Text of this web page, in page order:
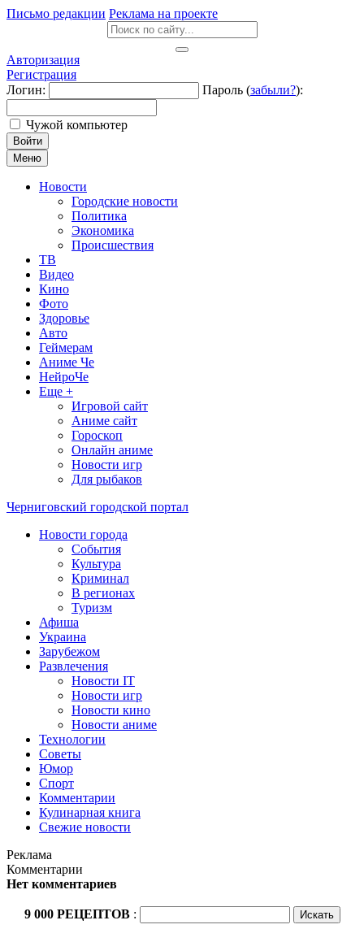
Письмо редакции Реклама на проекте
Авторизация
Регистрация
Логин:
Пароль (забыли?):
Чужой компьютер
Войти
Меню
Новости
Городские новости
Политика
Экономика
Происшествия
ТВ
Видео
Кино
Фото
Здоровье
Авто
Геймерам
Аниме Че
НейроЧе
Еще +
Игровой сайт
Аниме сайт
Гороскоп
Онлайн аниме
Новости игр
Для рыбаков
Черниговский городской портал
Новости города
События
Культура
Криминал
В регионах
Туризм
Афиша
Украина
Зарубежом
Развлечения
Новости IT
Новости игр
Новости кино
Новости аниме
Технологии
Советы
Юмор
Спорт
Комментарии
Кулинарная книга
Свежие новости
Реклама
Комментарии
Нет комментариев
9 000 РЕЦЕПТОВ :